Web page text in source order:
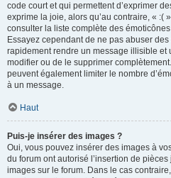
code court et qui permettent d’exprimer
exprime la joie, alors qu’au contraire, « :(
consulter la liste complète des
Essayez cependant de ne pas abuser
rapidement rendre un message illisible et
modifier ou de le supprimer
peuvent également limiter le nombre
à un message.
Haut
Puis-je insérer des images ?
Oui, vous pouvez insérer des images à
du forum ont autorisé l’insertion de
images sur le forum. Dans le cas